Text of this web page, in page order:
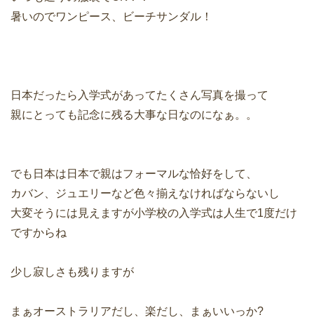
暑いのでワンピース、ビーチサンダル！
日本だったら入学式があってたくさん写真を撮って
親にとっても記念に残る大事な日なのになぁ。。
でも日本は日本で親はフォーマルな恰好をして、
カバン、ジュエリーなど色々揃えなければならないし
大変そうには見えますが小学校の入学式は人生で1度だけ
ですからね
少し寂しさも残りますが
まぁオーストラリアだし、楽だし、まぁいいっか?